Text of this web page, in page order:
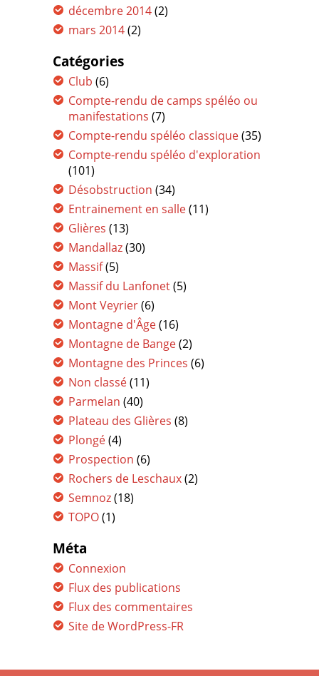
décembre 2014(2)
mars 2014(2)
Catégories
Club (6)
Compte-rendu de camps spéléo ou
manifestations (7)
Compte-rendu spéléo classique(35)
Compte-rendu spéléo d'exploration
(101)
Désobstruction (34)
Entrainement en salle(11)
Glières (13)
Mandallaz(30)
Massif(5)
Massif du Lanfonet(5)
Mont Veyrier(6)
Montagne d'Âge(16)
Montagne de Bange(2)
Montagne des Princes (6)
Non classé(11)
Parmelan (40)
Plateau des Glières (8)
Plongé(4)
Prospection (6)
Rochers de Leschaux(2)
Semnoz(18)
TOPO(1)
Méta
Connexion
Flux des publications
Flux des commentaires
Site de WordPress-FR